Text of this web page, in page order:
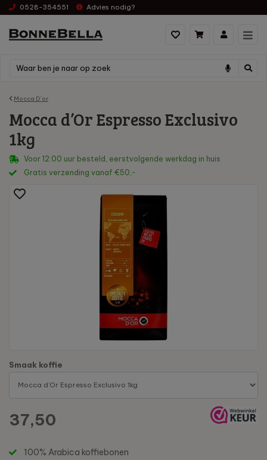
0528-354551 Advies nodig?
Mocca D´or
Mocca d’Or Espresso Exclusivo
1kg
100% Arabica koffiebonen
Smaak koffie
37,50
Voor 12:00 uur besteld, eerstvolgende werkdag in huis
Gratis verzending vanaf €50,-